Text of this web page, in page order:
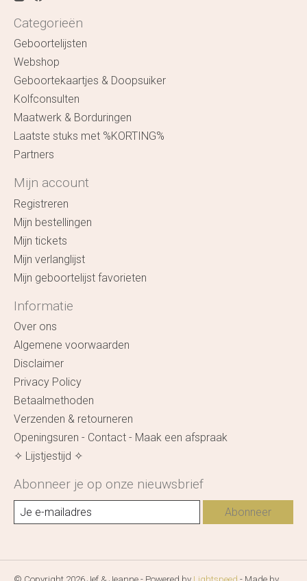
Categorieën
Geboortelijsten
Webshop
Geboortekaartjes & Doopsuiker
Kolfconsulten
Maatwerk & Borduringen
Laatste stuks met %KORTING%
Partners
Mijn account
Registreren
Mijn bestellingen
Mijn tickets
Mijn verlanglijst
Mijn geboortelijst favorieten
Informatie
Over ons
Algemene voorwaarden
Disclaimer
Privacy Policy
Betaalmethoden
Verzenden & retourneren
Openingsuren - Contact - Maak een afspraak
✧ Lijstjestijd ✧
Abonneer je op onze nieuwsbrief
Abonneer